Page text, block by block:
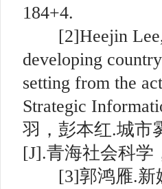
184+4.
[2]Heejin
developing
setting from the
Strategic
羽，彭本红.城市
[J].青海社会科学
[3]郭鸿雁.新